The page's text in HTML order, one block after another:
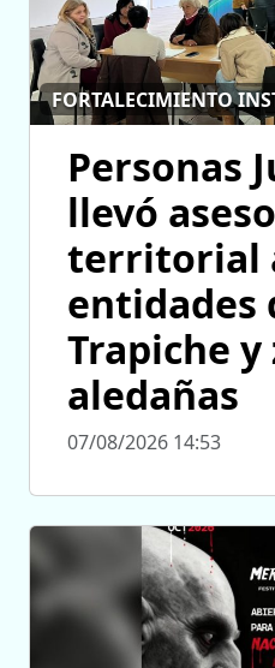
FORTALECIMIENTO
Personas
llevó
territorial
entidades
Trapiche y
aledañas
07/08/2026 14:53